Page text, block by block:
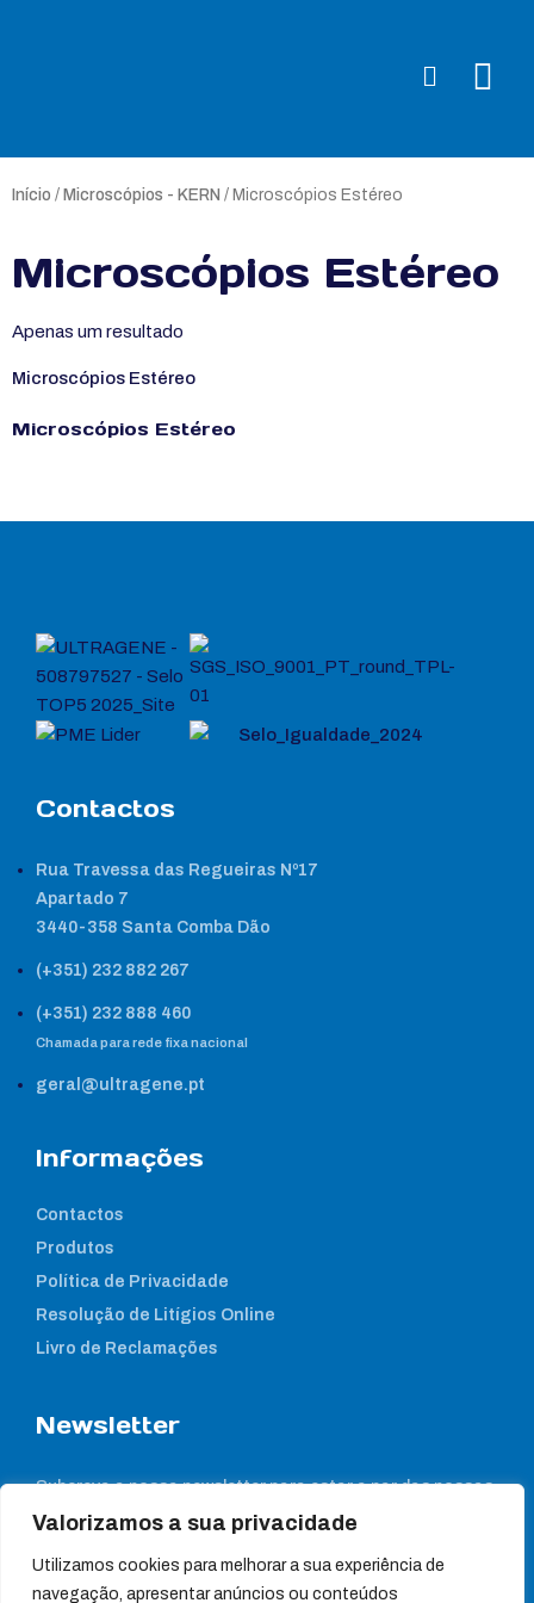
Valorizamos a sua privacidade
Utilizamos cookies para melhorar a sua experiência de
navegação, apresentar anúncios ou conteúdos
Início / Microscópios - KERN / Microscópios Estéreo
Microscópios Estéreo
Apenas um resultado
Microscópios Estéreo
Microscópios Estéreo
Contactos
Rua Travessa das Regueiras Nº17
Apartado 7
3440-358 Santa Comba Dão
(+351) 232 882 267
(+351) 232 888 460
Chamada para rede fixa nacional
geral@ultragene.pt
Informações
Contactos
Produtos
Política de Privacidade
Resolução de Litígios Online
Livro de Reclamações
Newsletter
Subcreva a nossa newsletter para estar a par das nossas
notícias